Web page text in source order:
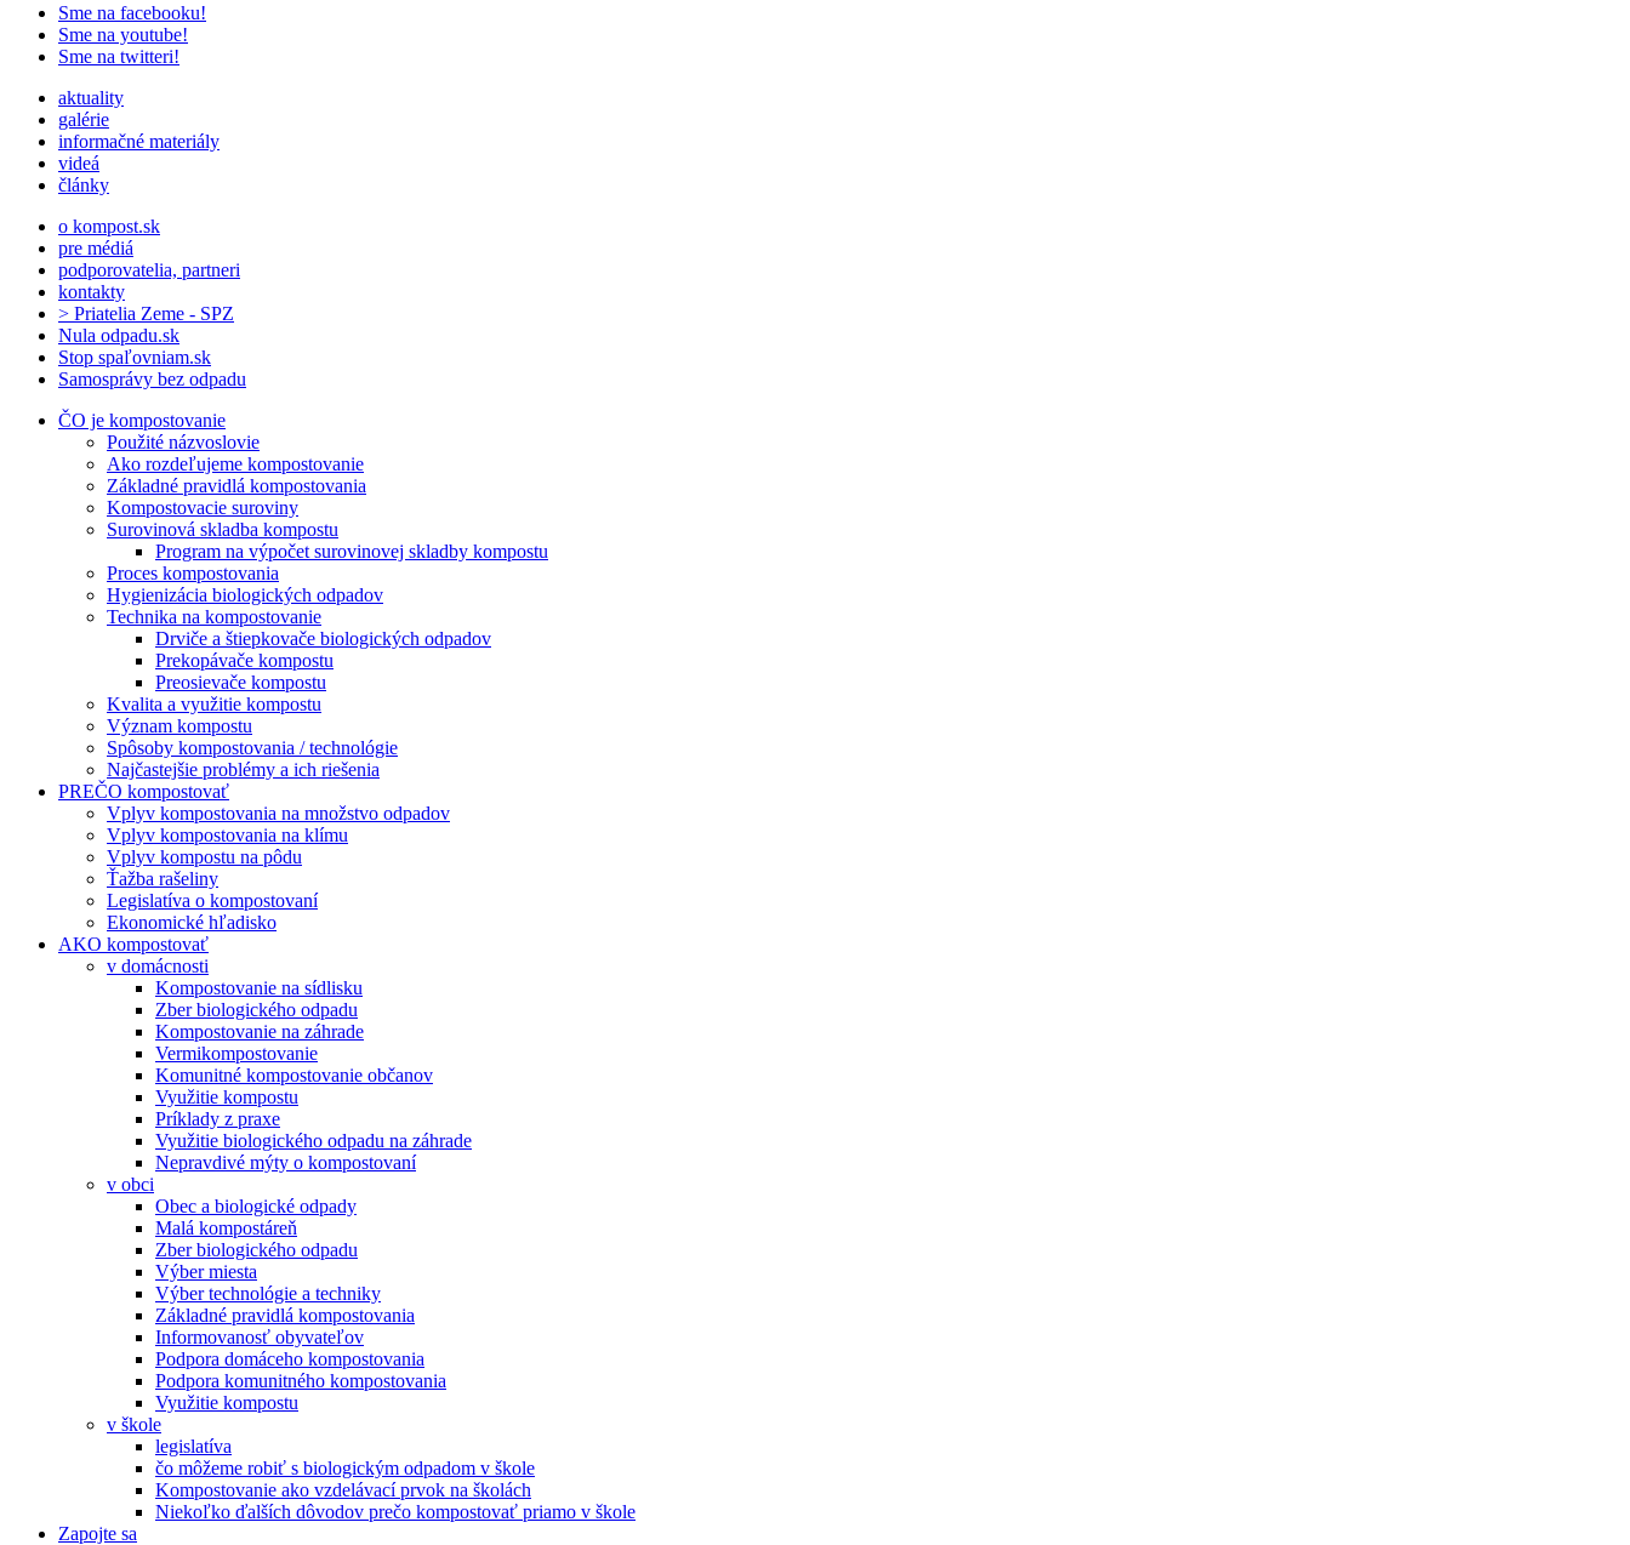
Sme na facebooku!
Sme na youtube!
Sme na twitteri!
aktuality
galérie
informačné materiály
videá
články
o kompost.sk
pre médiá
podporovatelia, partneri
kontakty
> Priatelia Zeme - SPZ
Nula odpadu.sk
Stop spaľovniam.sk
Samosprávy bez odpadu
ČO je kompostovanie
Použité názvoslovie
Ako rozdeľujeme kompostovanie
Základné pravidlá kompostovania
Kompostovacie suroviny
Surovinová skladba kompostu
Program na výpočet surovinovej skladby kompostu
Proces kompostovania
Hygienizácia biologických odpadov
Technika na kompostovanie
Drviče a štiepkovače biologických odpadov
Prekopávače kompostu
Preosievače kompostu
Kvalita a využitie kompostu
Význam kompostu
Spôsoby kompostovania / technológie
Najčastejšie problémy a ich riešenia
PREČO kompostovať
Vplyv kompostovania na množstvo odpadov
Vplyv kompostovania na klímu
Vplyv kompostu na pôdu
Ťažba rašeliny
Legislatíva o kompostovaní
Ekonomické hľadisko
AKO kompostovať
v domácnosti
Kompostovanie na sídlisku
Zber biologického odpadu
Kompostovanie na záhrade
Vermikompostovanie
Komunitné kompostovanie občanov
Využitie kompostu
Príklady z praxe
Využitie biologického odpadu na záhrade
Nepravdivé mýty o kompostovaní
v obci
Obec a biologické odpady
Malá kompostáreň
Zber biologického odpadu
Výber miesta
Výber technológie a techniky
Základné pravidlá kompostovania
Informovanosť obyvateľov
Podpora domáceho kompostovania
Podpora komunitného kompostovania
Využitie kompostu
v škole
legislatíva
čo môžeme robiť s biologickým odpadom v škole
Kompostovanie ako vzdelávací prvok na školách
Niekoľko ďalších dôvodov prečo kompostovať priamo v škole
Zapojte sa